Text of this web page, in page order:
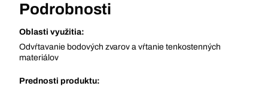
Podrobnosti
Oblasti využitia:
Odvŕtavanie bodových zvarov a vŕtanie tenkostenných
materiálov
Prednosti produktu: